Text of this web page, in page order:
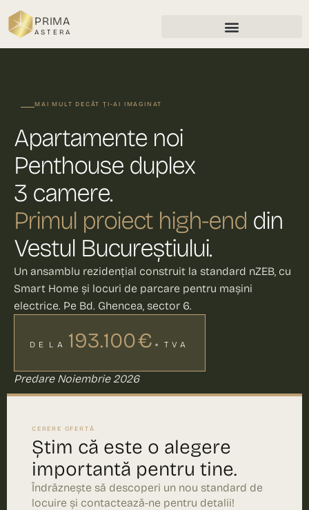
PRIMA
ASTERA
MAI MULT DECÂT ȚI-AI IMAGINAT
Apartamente noi
Penthouse duplex
3 camere.
Primul proiect high-end din
Vestul Bucureștiului.
Un ansamblu rezidențial construit la standard nZEB, cu
Smart Home și locuri de parcare pentru mașini
electrice. Pe Bd. Ghencea, sector 6.
DE LA 193.100 € + TVA
Predare Noiembrie 2026
CERERE OFERTĂ
Știm că este o alegere
importantă pentru tine.
Îndrăznește să descoperi un nou standard de
locuire și contactează-ne pentru detalii!